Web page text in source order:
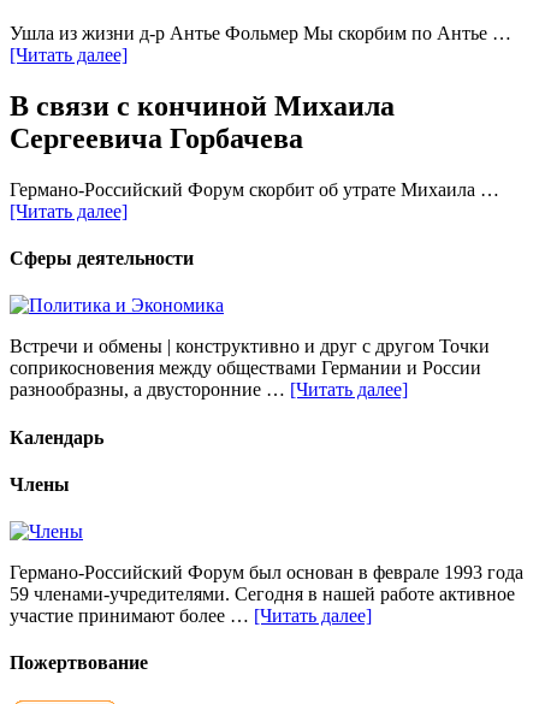
Ушла из жизни д-р Антье Фольмер Мы скорбим по Антье …
[Читать далее]
В связи с кончиной Михаила
Сергеевича Горбачева
Германо-Российский Форум скорбит об утрате Михаила …
[Читать далее]
Сферы деятельности
Встречи и обмены | конструктивно и друг с другом Точки
соприкосновения между обществами Германии и России
разнообразны, а двусторонние … [Читать далее]
Календарь
Члены
Германо-Российский Форум был основан в феврале 1993 года
59 членами-учредителями. Сегодня в нашей работе активное
участие принимают более … [Читать далее]
Пожертвование